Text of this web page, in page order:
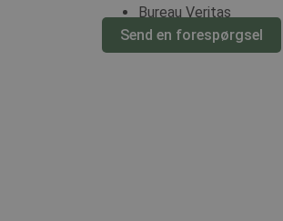
Bureau Veritas
Send en forespørgsel